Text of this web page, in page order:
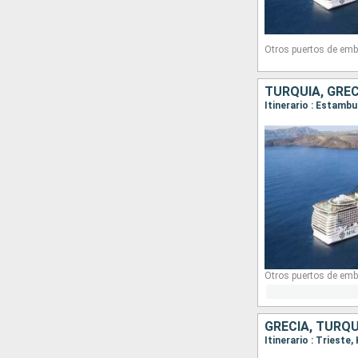
Otros puertos de
TURQUÍA,
Itinerario :
Otros puertos de
GRECIA,
Itinerario : Trieste,